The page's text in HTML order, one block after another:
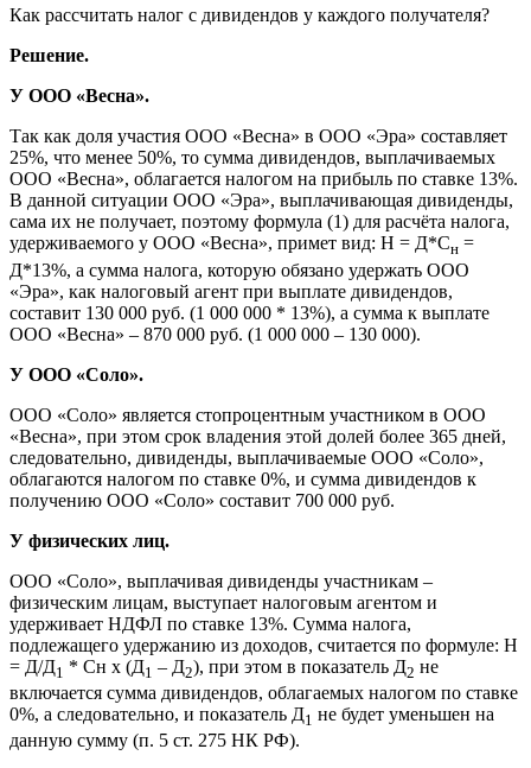
Как рассчитать налог с дивидендов у каждого получателя?
Решение.
У ООО «Весна».
Так как доля участия ООО «Весна» в ООО «Эра» составляет
25%, что менее 50%, то сумма дивидендов, выплачиваемых
ООО «Весна», облагается налогом на прибыль по ставке 13%.
В данной ситуации ООО «Эра», выплачивающая дивиденды,
сама их не получает, поэтому формула (1) для расчёта налога,
удерживаемого у ООО «Весна», примет вид: H = Д*Сн =
Д*13%, а сумма налога, которую обязано удержать ООО
«Эра», как налоговый агент при выплате дивидендов,
составит 130 000 руб. (1 000 000 * 13%), а сумма к выплате
ООО «Весна» – 870 000 руб. (1 000 000 – 130 000).
У ООО «Соло».
ООО «Соло» является стопроцентным участником в ООО
«Весна», при этом срок владения этой долей более 365 дней,
следовательно, дивиденды, выплачиваемые ООО «Соло»,
облагаются налогом по ставке 0%, и сумма дивидендов к
получению ООО «Соло» составит 700 000 руб.
У физических лиц.
ООО «Соло», выплачивая дивиденды участникам –
физическим лицам, выступает налоговым агентом и
удерживает НДФЛ по ставке 13%. Сумма налога,
подлежащего удержанию из доходов, считается по формуле: Н
= Д/Д1 * Сн x (Д1 – Д2), при этом в показатель Д2 не
включается сумма дивидендов, облагаемых налогом по ставке
0%, а следовательно, и показатель Д1 не будет уменьшен на
данную сумму (п. 5 ст. 275 НК РФ).